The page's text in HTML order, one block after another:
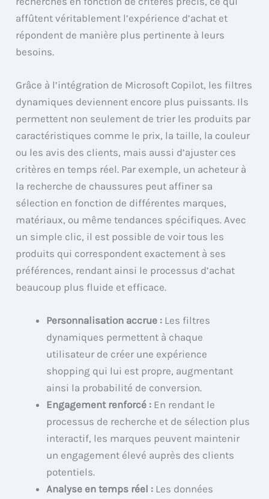
affûtent véritablement l’expérience d’achat et
répondent de manière plus pertinente à leurs
besoins.
Grâce à l’intégration de Microsoft Copilot, les filtres
dynamiques deviennent encore plus puissants. Ils
permettent non seulement de trier les produits par
caractéristiques comme le prix, la taille, la couleur
ou les avis des clients, mais aussi d’ajuster ces
critères en temps réel. Par exemple, un acheteur à
la recherche de chaussures peut affiner sa
sélection en fonction de différentes marques,
matériaux, ou même tendances spécifiques. Avec
un simple clic, il est possible de voir tous les
produits qui correspondent exactement à ses
préférences, rendant ainsi le processus d’achat
beaucoup plus fluide et efficace.
Personnalisation accrue : Les filtres
dynamiques permettent à chaque
utilisateur de créer une expérience
shopping qui lui est propre, augmentant
ainsi la probabilité de conversion.
Engagement renforcé : En rendant le
processus de recherche et de sélection plus
interactif, les marques peuvent maintenir
un engagement élevé auprès des clients
potentiels.
Analyse en temps réel : Les données